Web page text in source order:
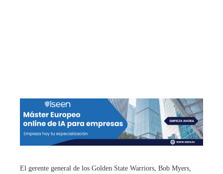
El gerente general de los Golden State Warriors, Bob Myers,